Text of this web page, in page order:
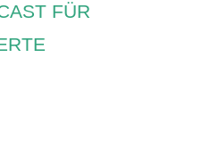
FÜR